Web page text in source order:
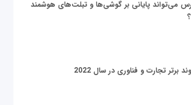
می‌تواند پایانی بر گوشی‌ها و تبلت‌های هوشمند